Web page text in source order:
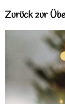
Zurück zur